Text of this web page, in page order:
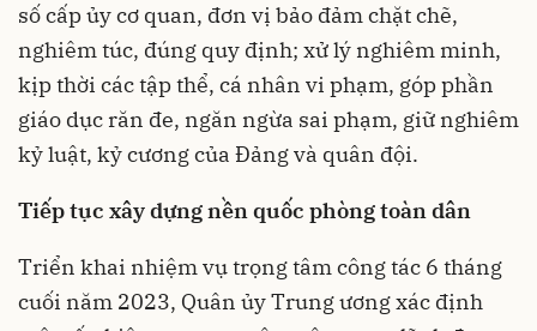
số cấp ủy cơ quan, đơn vị bảo đảm chặt chẽ,
nghiêm túc, đúng quy định; xử lý nghiêm minh,
kịp thời các tập thể, cá nhân vi phạm, góp phần
giáo dục răn đe, ngăn ngừa sai phạm, giữ nghiêm
kỷ luật, kỷ cương của Đảng và quân đội.
Tiếp tục xây dựng nền quốc phòng toàn dân
Triển khai nhiệm vụ trọng tâm công tác 6 tháng
cuối năm 2023, Quân ủy Trung ương xác định